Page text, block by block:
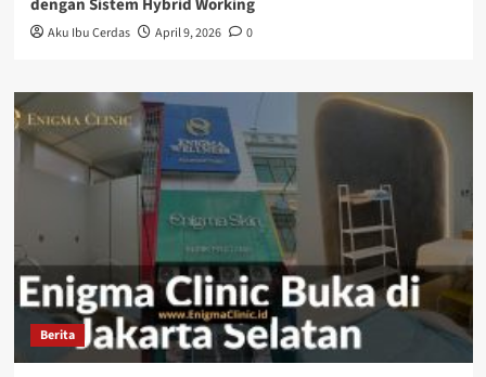
Aku Ibu Cerdas April 9, 2026 0
Berita